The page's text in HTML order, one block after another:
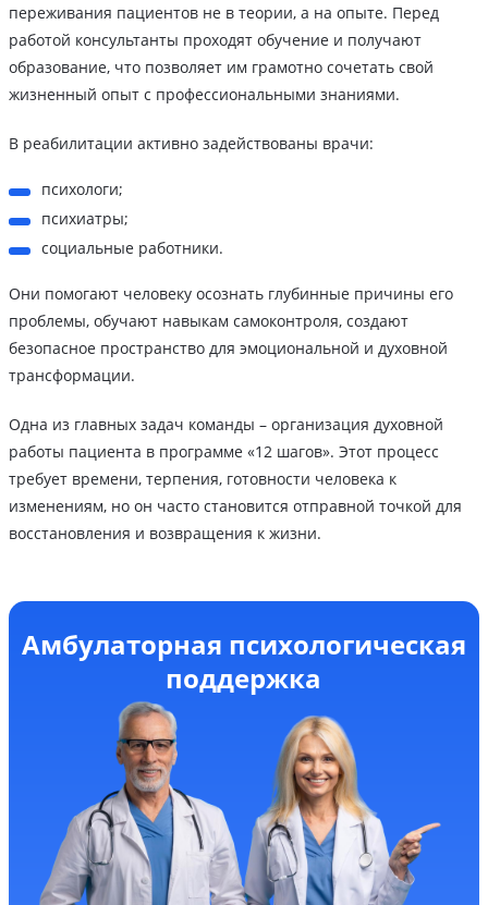
переживания пациентов не в теории, а на опыте. Перед
работой консультанты проходят обучение и получают
образование, что позволяет им грамотно сочетать свой
жизненный опыт с профессиональными знаниями.
В реабилитации активно задействованы врачи:
психологи;
психиатры;
социальные работники.
Они помогают человеку осознать глубинные причины его
проблемы, обучают навыкам самоконтроля, создают
безопасное пространство для эмоциональной и духовной
трансформации.
Одна из главных задач команды – организация духовной
работы пациента в программе «12 шагов». Этот процесс
требует времени, терпения, готовности человека к
изменениям, но он часто становится отправной точкой для
восстановления и возвращения к жизни.
Амбулаторная психологическая
поддержка